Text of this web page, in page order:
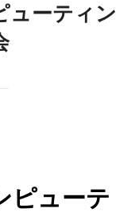
ューティン
ピューテ